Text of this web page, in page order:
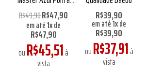
Preta
R$49,90R$47,90
em até1xde
R$47,90
ouR$45,51à
vista
R$39,90
em até1xde
R$39,90
ouR$37,91à
vista